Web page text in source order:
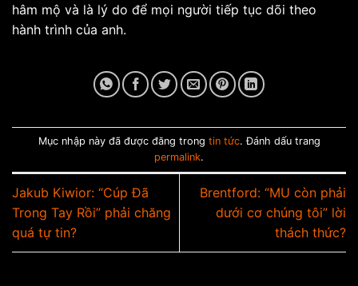
hâm mộ và là lý do để mọi người tiếp tục dõi theo
hành trình của anh.
Mục nhập này đã được đăng trong tin tức. Đánh dấu trang
permalink.
Jakub Kiwior: “Cúp Đã
Trong Tay Rồi” phải chăng
quá tự tin?
Brentford: “MU còn phải
dưới cơ chúng tôi” lời
thách thức?